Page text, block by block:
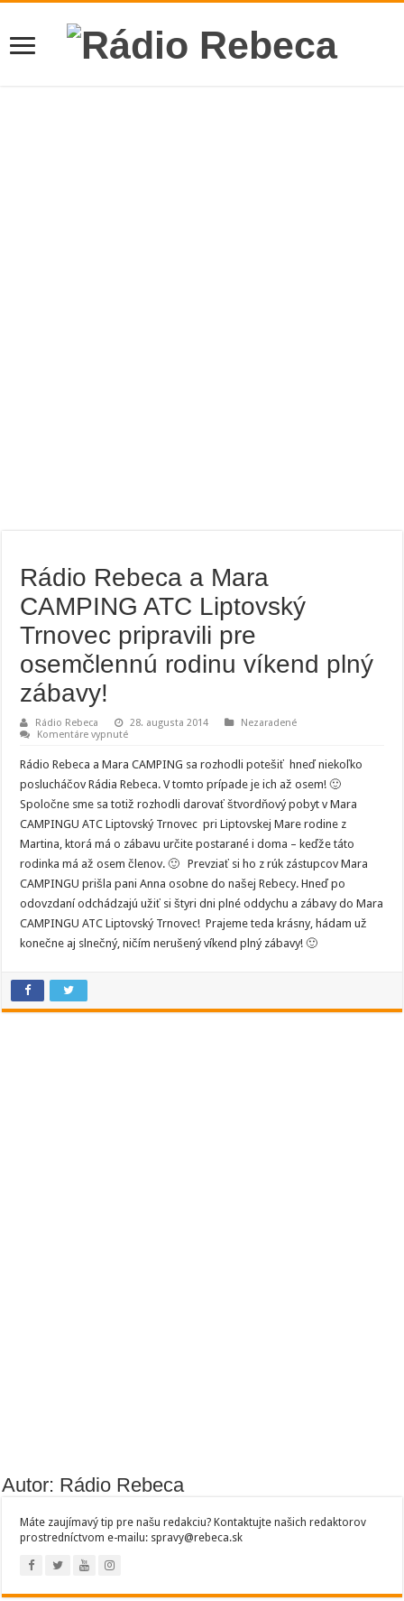
Rádio Rebeca a Mara
CAMPING ATC Liptovský
Trnovec pripravili pre
osemčlennú rodinu víkend plný
zábavy!
Rádio Rebeca 28. augusta 2014
Nezaradené
Komentáre vypnuténa
a
Mara
ATC
Trnovec
pripravili
pre
osemčlennú
víkend
plný
zábavy!
Rádio Rebeca a Mara CAMPING sa rozhodli potešiť hneď niekoľko
poslucháčov Rádia Rebeca. V tomto prípade je ich až osem! 🙂
Spoločne sme sa totiž rozhodli darovať štvordňový pobyt v Mara
CAMPINGU ATC Liptovský Trnovec pri Liptovskej Mare rodine z
Martina, ktorá má o zábavu určite postarané i doma – keďže táto
rodinka má až osem členov. 🙂 Prevziať si ho z rúk zástupcov Mara
CAMPINGU prišla pani Anna osobne do našej Rebecy. Hneď po
odovzdaní odchádzajú užiť si štyri dni plné oddychu a zábavy do Mara
CAMPINGU ATC Liptovský Trnovec! Prajeme teda krásny, hádam už
konečne aj slnečný, ničím nerušený víkend plný zábavy! 🙂
Autor: Rádio Rebeca
Máte zaujímavý tip pre našu redakciu? Kontaktujte našich redaktorov
prostredníctvom e-mailu: spravy@rebeca.sk